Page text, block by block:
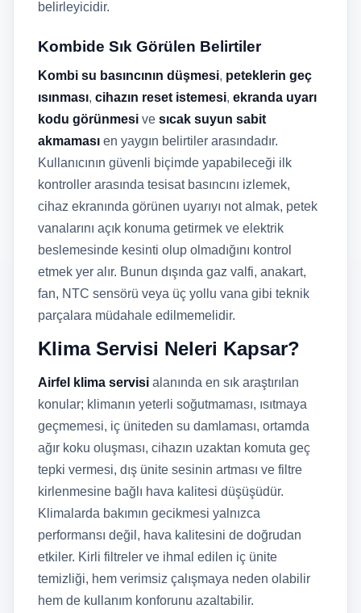
belirleyicidir.
Kombide Sık Görülen Belirtiler
Kombi su basıncının düşmesi, peteklerin geç
ısınması, cihazın reset istemesi, ekranda uyarı
kodu görünmesi ve sıcak suyun sabit
akmaması en yaygın belirtiler arasındadır.
Kullanıcının güvenli biçimde yapabileceği ilk
kontroller arasında tesisat basıncını izlemek,
cihaz ekranında görünen uyarıyı not almak, petek
vanalarını açık konuma getirmek ve elektrik
beslemesinde kesinti olup olmadığını kontrol
etmek yer alır. Bunun dışında gaz valfi, anakart,
fan, NTC sensörü veya üç yollu vana gibi teknik
parçalara müdahale edilmemelidir.
Klima Servisi Neleri Kapsar?
Airfel klima servisi alanında en sık araştırılan
konular; klimanın yeterli soğutmaması, ısıtmaya
geçmemesi, iç üniteden su damlaması, ortamda
ağır koku oluşması, cihazın uzaktan komuta geç
tepki vermesi, dış ünite sesinin artması ve filtre
kirlenmesine bağlı hava kalitesi düşüşüdür.
Klimalarda bakımın gecikmesi yalnızca
performansı değil, hava kalitesini de doğrudan
etkiler. Kirli filtreler ve ihmal edilen iç ünite
temizliği, hem verimsiz çalışmaya neden olabilir
hem de kullanım konforunu azaltabilir.